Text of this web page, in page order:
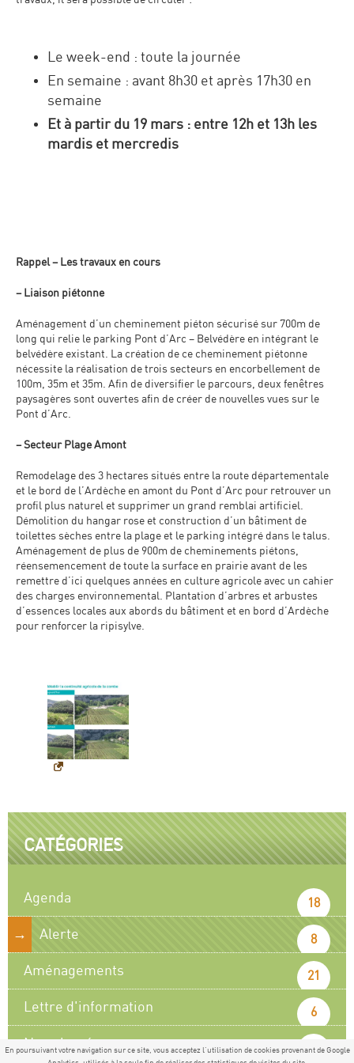
En poursuivant votre navigation sur ce site, vous acceptez l'utilisation de cookies provenant de Google
Le week-end : toute la journée
En semaine : avant 8h30 et après 17h30 en
semaine
Et à partir du 19 mars : entre 12h et 13h les
mardis et mercredis
Rappel – Les travaux en cours
– Liaison piétonne
Aménagement d’un cheminement piéton sécurisé sur 700m de
long qui relie le parking Pont d’Arc – Belvédère en intégrant le
belvédère existant. La création de ce cheminement piétonne
nécessite la réalisation de trois secteurs en encorbellement de
100m, 35m et 35m. Afin de diversifier le parcours, deux fenêtres
paysagères sont ouvertes afin de créer de nouvelles vues sur le
Pont d’Arc.
– Secteur Plage Amont
Remodelage des 3 hectares situés entre la route départementale
et le bord de l’Ardèche en amont du Pont d’Arc pour retrouver un
profil plus naturel et supprimer un grand remblai artificiel.
Démolition du hangar rose et construction d’un bâtiment de
toilettes sèches entre la plage et le parking intégré dans le talus.
Aménagement de plus de 900m de cheminements piétons,
réensemencement de toute la surface en prairie avant de les
remettre d’ici quelques années en culture agricole avec un cahier
des charges environnemental. Plantation d’arbres et arbustes
d’essences locales aux abords du bâtiment et en bord d’Ardèche
pour renforcer la ripisylve.
CATÉGORIES
Agenda 18
Alerte 8
Aménagements 21
Lettre d'information 6
Non classé 39